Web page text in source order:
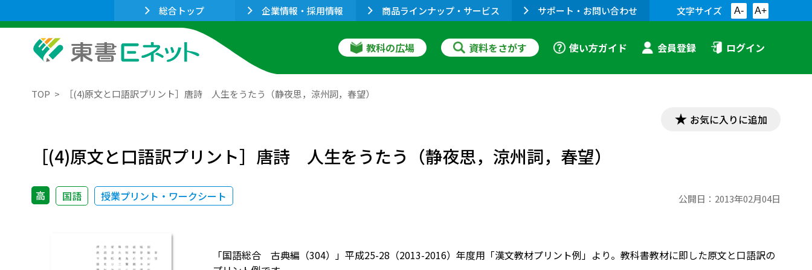
総合トップ 企業情報・採用情報 商品ラインナップ・サービス サポート・お問い合わせ 文字サイズ A- A+
教科の広場 資料をさがす 使い方ガイド 会員登録 ログイン
TOP ［(4)原文と口語訳プリント］唐詩 人生をうたう（静夜思，涼州詞，春望）
お気に入りに追加
［(4)原文と口語訳プリント］唐詩 人生をうたう（静夜思，涼州詞，春望）
高 国語 授業プリント・ワークシート 公開日： 2013年02月04日
「国語総合 古典編（304）」平成25-28（2013-2016）年度用「漢文教材プリント例」より。教科書教材に即した原文と口語訳の